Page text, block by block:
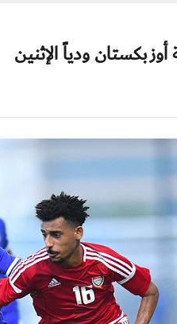
ودياً الإثنين